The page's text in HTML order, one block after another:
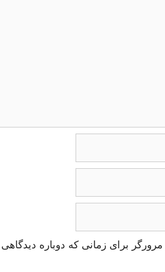
برای زمانی که دوباره